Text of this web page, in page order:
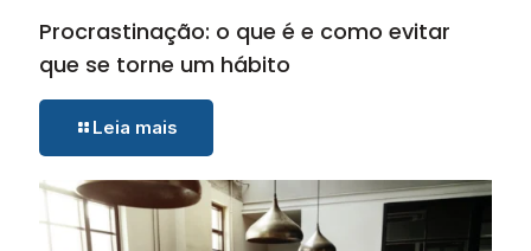
Procrastinação: o que é e como evitar
que se torne um hábito
Leia mais